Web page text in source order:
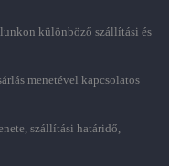
különböző szállítási és
menetével kapcsolatos
szállítási határidő,